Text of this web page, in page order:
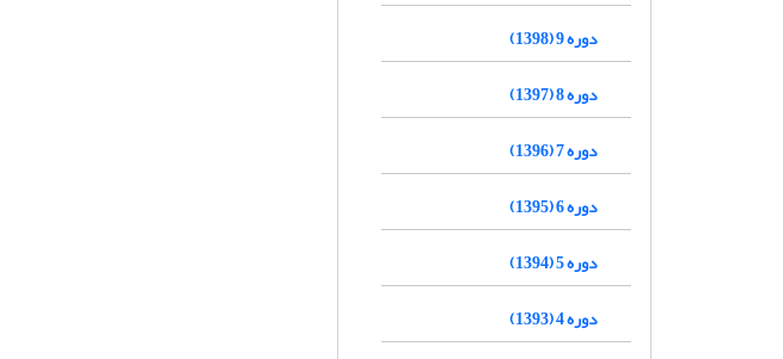
دوره 9 (1398)
دوره 8 (1397)
دوره 7 (1396)
دوره 6 (1395)
دوره 5 (1394)
دوره 4 (1393)